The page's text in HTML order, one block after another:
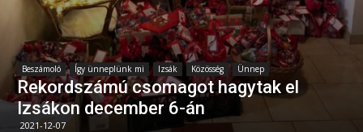
Beszámoló Így ünneplünk mi Izsák Közösség Ünnep
Rekordszámú csomagot hagytak el
Izsákon december 6-án
2021-12-07